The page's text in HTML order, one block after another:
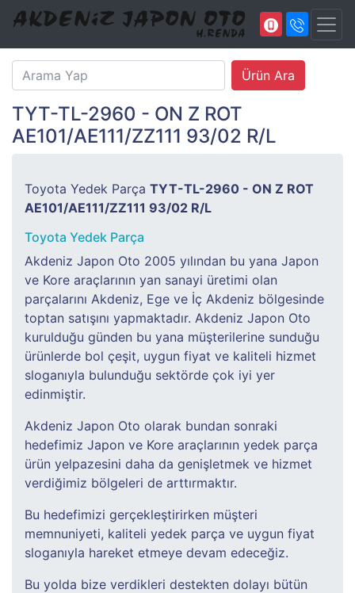
TYT-TL-2960 - ON Z ROT
AE101/AE111/ZZ111 93/02 R/L
Toyota Yedek Parça TYT-TL-2960 - ON Z ROT
AE101/AE111/ZZ111 93/02 R/L
Toyota Yedek Parça
Akdeniz Japon Oto 2005 yılından bu yana Japon
ve Kore araçlarının yan sanayi üretimi olan
parçalarını Akdeniz, Ege ve İç Akdeniz bölgesinde
toptan satışını yapmaktadır. Akdeniz Japon Oto
kurulduğu günden bu yana müşterilerine sunduğu
ürünlerde bol çeşit, uygun fiyat ve kaliteli hizmet
sloganıyla bulunduğu sektörde çok iyi yer
edinmiştir.
Akdeniz Japon Oto olarak bundan sonraki
hedefimiz Japon ve Kore araçlarının yedek parça
ürün yelpazesini daha da genişletmek ve hizmet
verdiğimiz bölgeleri de arttırmaktır.
Bu hedefimizi gerçekleştirirken müşteri
memnuniyeti, kaliteli yedek parça ve uygun fiyat
sloganıyla hareket etmeye devam edeceğiz.
Bu yolda bize verdikleri destekten dolayı bütün